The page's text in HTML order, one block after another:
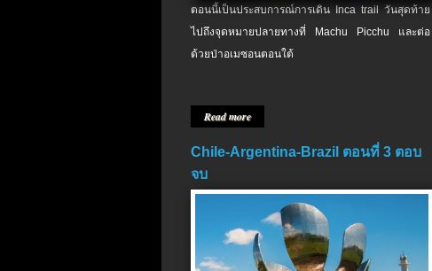
ตอนนี้เป็นประสบการณ์การเดิน Inca trail วันสุดท้าย
ไปถึงจุดหมายปลายทางที่ Machu Picchu และต่อ
ด้วยป่าอเมซอนตอนใต้
Read more
Chile-Argentina-Brazil ตอนที่ 3 ตอบ
จบ